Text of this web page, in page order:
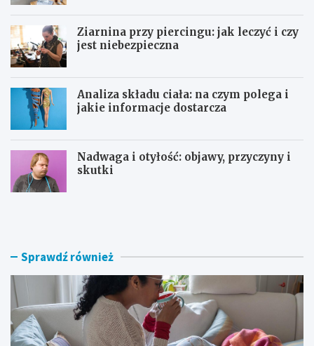
Ziarnina przy piercingu: jak leczyć i czy
jest niebezpieczna
Analiza składu ciała: na czym polega i
jakie informacje dostarcza
Nadwaga i otyłość: objawy, przyczyny i
skutki
P
ł
n
a
p
o
Z
i
a
p
r
z
y
Sprawdź również